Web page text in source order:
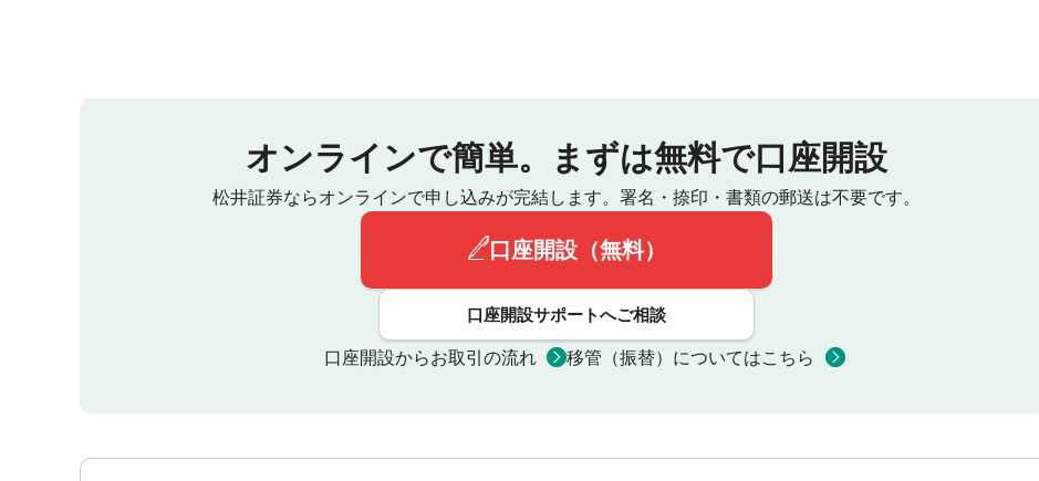
オンラインで簡単。 まずは無料で口座開設
松井証券ならオンラインで申し込みが完結します。 署名・捺印・書類の郵送は不要です。
口座開設（無料）
口座開設サポートへご相談
口座開設からお取引の流れ 移管（振替）についてはこちら